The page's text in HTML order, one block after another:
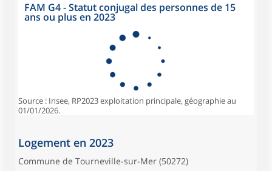
FAM G4 - Statut conjugal des personnes de 15
ans ou plus en 2023
Source : Insee, RP2023 exploitation principale, géographie au
01/01/2026.
Logement en 2023
Commune de Tourneville-sur-Mer (50272)